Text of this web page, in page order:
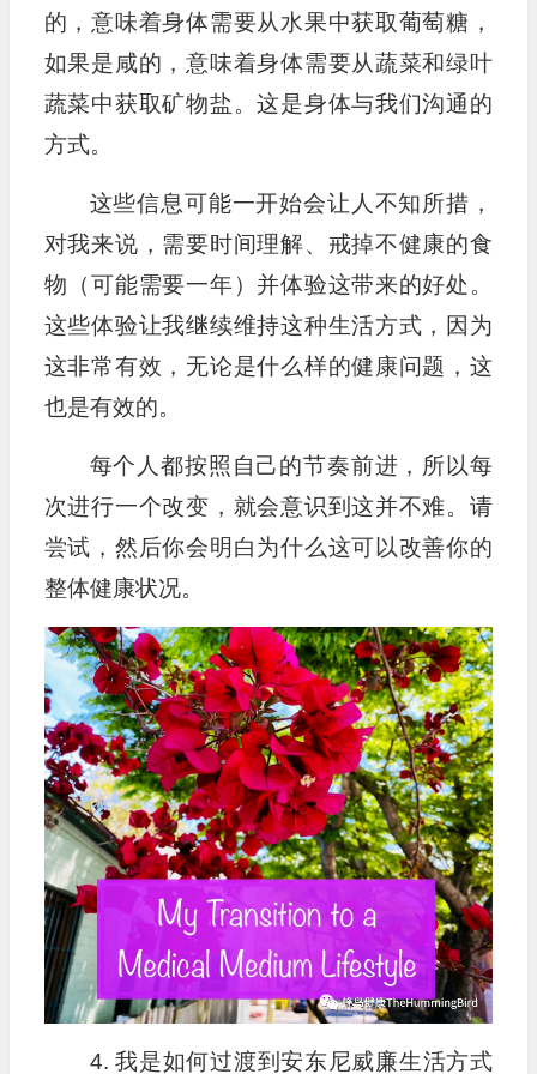
的，意味着身体需要从水果中获取葡萄糖，
如果是咸的，意味着身体需要从蔬菜和绿叶
蔬菜中获取矿物盐。这是身体与我们沟通的
方式。
这些信息可能一开始会让人不知所措，
对我来说，需要时间理解、戒掉不健康的食
物（可能需要一年）并体验这带来的好处。
这些体验让我继续维持这种生活方式，因为
这非常有效，无论是什么样的健康问题，这
也是有效的。
每个人都按照自己的节奏前进，所以每
次进行一个改变，就会意识到这并不难。请
尝试，然后你会明白为什么这可以改善你的
整体健康状况。
4. 我是如何过渡到安东尼威廉生活方式